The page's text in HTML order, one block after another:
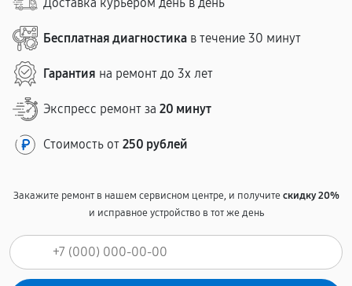
Бесплатная диагностика в течение 30 минут
Гарантия на ремонт до 3х лет
Экспресс ремонт за 20 минут
Стоимость от 250 рублей
Закажите ремонт в нашем сервисном центре, и получитескидку 20%
и исправное устройство в тот же день